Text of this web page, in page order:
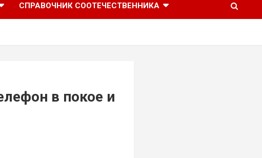
СПРАВОЧНИК СООТЕЧЕСТВЕННИКА
в покое и